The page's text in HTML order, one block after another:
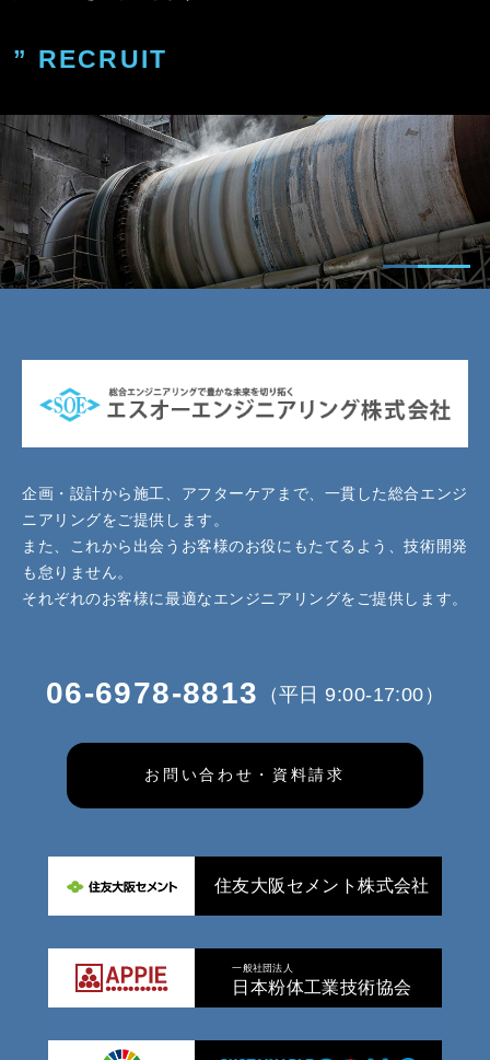
” RECRUIT
企画・設計から施工、アフターケアまで、一貫した総合エンジ
ニアリングをご提供します。
また、これから出会うお客様のお役にもたてるよう、技術開発
も怠りません。
それぞれのお客様に最適なエンジニアリングをご提供します。
06-6978-8813 （平日 9:00-17:00）
お問い合わせ・資料請求
住友大阪セメント株式会社
一般社団法人
日本粉体工業技術協会